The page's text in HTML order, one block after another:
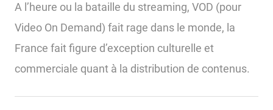
A l’heure ou la bataille du streaming, VOD (pour
Video On Demand) fait rage dans le monde, la
France fait figure d’exception culturelle et
commerciale quant à la distribution de contenus.